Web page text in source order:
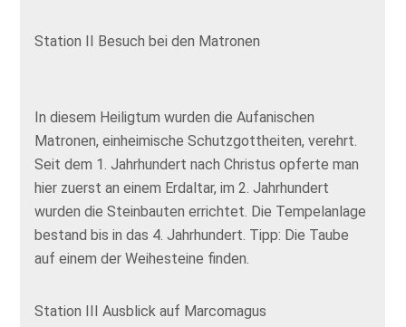
Station II Besuch bei den Matronen
In diesem Heiligtum wurden die Aufanischen
Matronen, einheimische Schutzgottheiten, verehrt.
Seit dem 1. Jahrhundert nach Christus opferte man
hier zuerst an einem Erdaltar, im 2. Jahrhundert
wurden die Steinbauten errichtet. Die Tempelanlage
bestand bis in das 4. Jahrhundert. Tipp: Die Taube
auf einem der Weihesteine finden.
Station III Ausblick auf Marcomagus